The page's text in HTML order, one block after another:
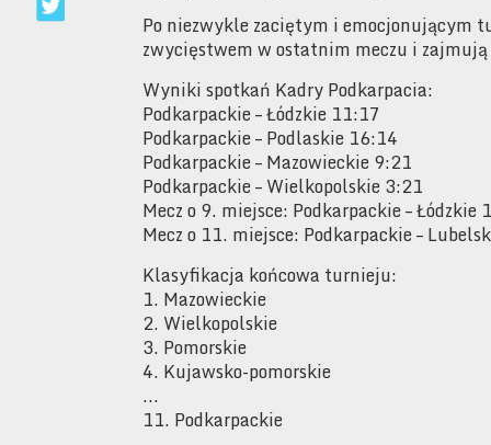
Po niezwykle zaciętym i emocjonującym
zwycięstwem w ostatnim meczu i
Wyniki spotkań Kadry Podkarpacia:
Podkarpackie – Łódzkie 11:17
Podkarpackie – Podlaskie 16:14
Podkarpackie – Mazowieckie 9:21
Podkarpackie – Wielkopolskie 3:21
Mecz o 9. miejsce: Podkarpackie – Łódzkie
Mecz o 11. miejsce: Podkarpackie –
Klasyfikacja końcowa turnieju:
1. Mazowieckie
2. Wielkopolskie
3. Pomorskie
4. Kujawsko-pomorskie
...
11. Podkarpackie